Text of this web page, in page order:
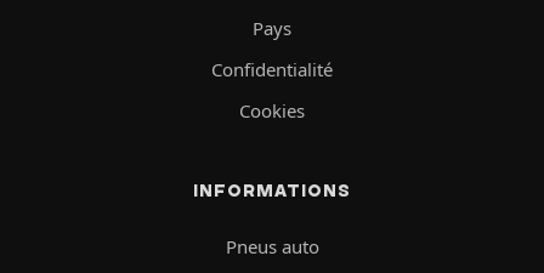
Pays
Confidentialité
Cookies
INFORMATIONS
Pneus auto